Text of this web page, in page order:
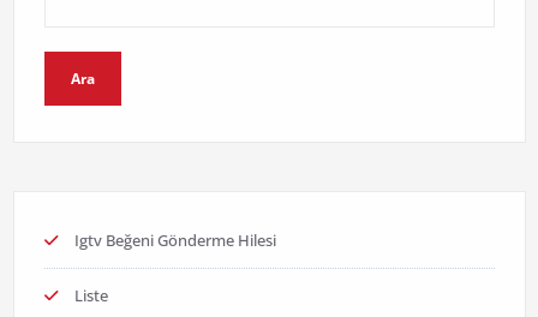
Ara
Igtv Beğeni Gönderme Hilesi
Liste